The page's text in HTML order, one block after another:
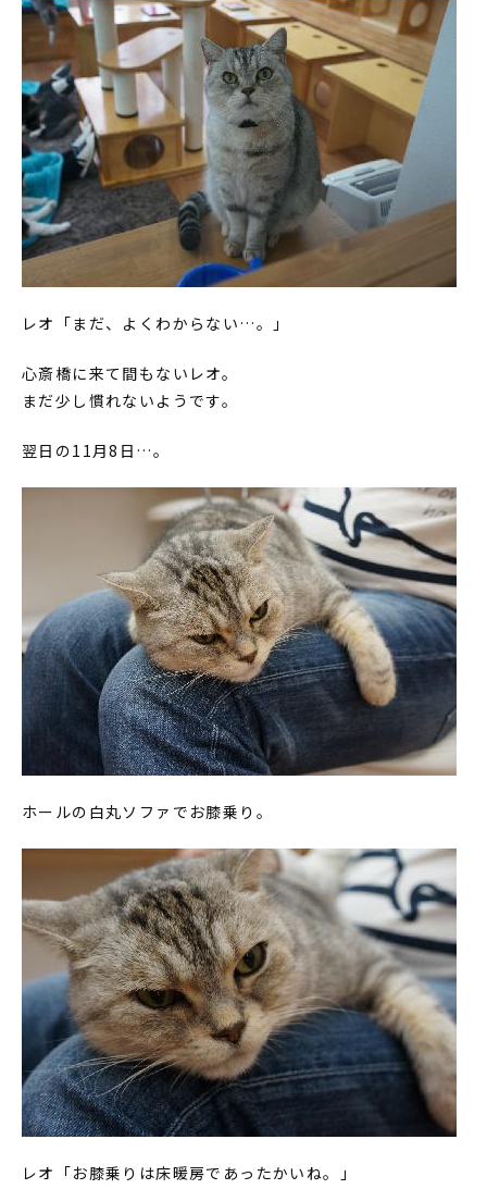
レオ「まだ、よくわからない…。」
心斎橋に来て間もないレオ。
まだ少し慣れないようです。
翌日の11月8日…。
ホールの白丸ソファでお膝乗り。
レオ「お膝乗りは床暖房であったかいね。」